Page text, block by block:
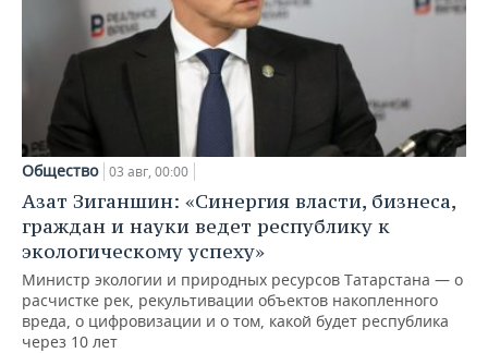
Общество 03 авг, 00:00
Азат Зиганшин: «Синергия власти, бизнеса,
граждан и науки ведет республику к
экологическому успеху»
Министр экологии и природных ресурсов Татарстана — о
расчистке рек, рекультивации объектов накопленного
вреда, о цифровизации и о том, какой будет республика
через 10 лет